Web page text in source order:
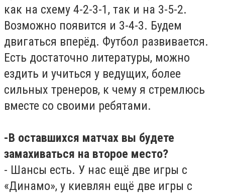
как на схему 4-2-3-1, так и на 3-5-2.
Возможно появится и 3-4-3. Будем
двигаться вперёд. Футбол развивается.
Есть достаточно литературы, можно
ездить и учиться у ведущих, более
сильных тренеров, к чему я стремлюсь
вместе со своими ребятами.
-В оставшихся матчах вы будете
замахиваться на второе место?
- Шансы есть. У нас ещё две игры с
«Динамо», у киевлян ещё две игры с